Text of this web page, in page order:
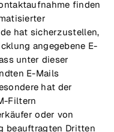
finden
hat sicherzustellen,
angegebene E-
unter dieser
E-Mails
hat der
Filtern
oder von
beauftragten Dritten